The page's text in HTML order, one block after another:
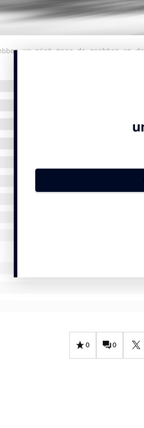
we niet meer de rechten op
0 0